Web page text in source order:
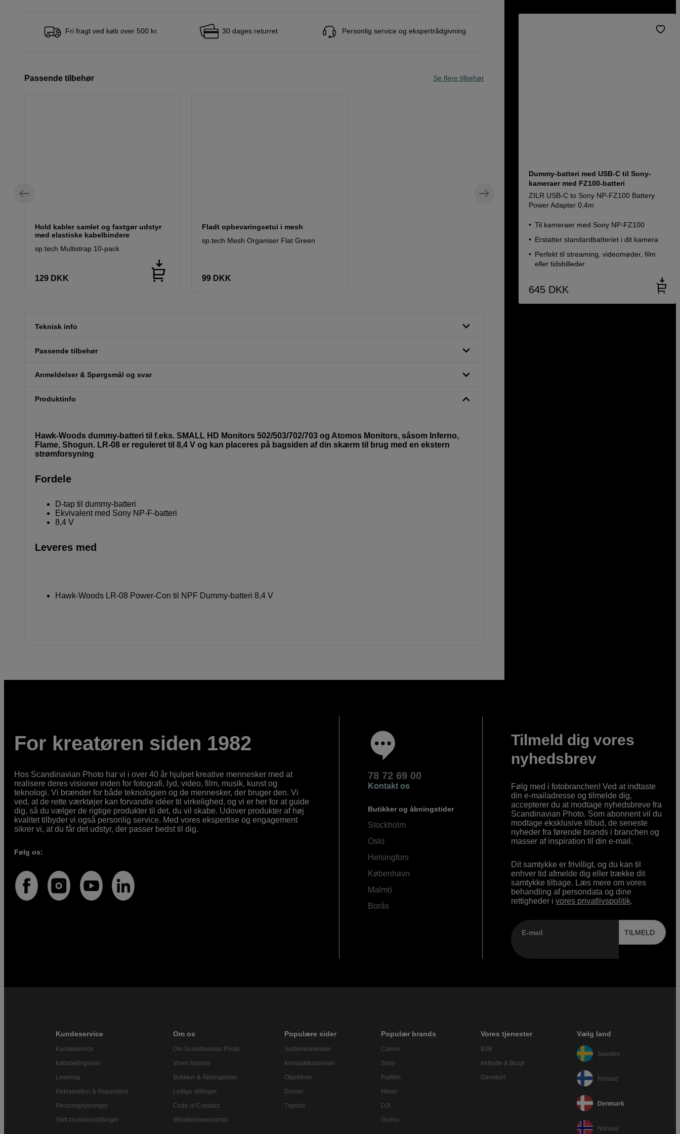
Fri fragt ved køb over 500 kr. 30 dages returret Personlig service og ekspertrådgivning
Passende tilbehør Se flere tilbehør
Hold kabler samlet og fastgør udstyr
med elastiske kabelbindere
sp.tech Multistrap 10-pack
129 DKK
Fladt opbevaringsetui i mesh
sp.tech Mesh Organiser Flat Green
99 DKK
Teknisk info
Passende tilbehør
Anmeldelser & Spørgsmål og svar
Produktinfo
Hawk-Woods dummy-batteri til f.eks. SMALL HD Monitors 502/503/702/703 og Atomos Monitors, såsom Inferno,
Flame, Shogun. LR-08 er reguleret til 8,4 V og kan placeres på bagsiden af din skærm til brug med en ekstern
strømforsyning
Fordele
D-tap til dummy-batteri
Ekvivalent med Sony NP-F-batteri
8,4 V
Leveres med
Hawk-Woods LR-08 Power-Con til NPF Dummy-batteri 8,4 V
Dummy-batteri med USB-C til Sony-
kameraer med FZ100-batteri
ZILR USB-C to Sony NP-FZ100 Battery
Power Adapter 0,4m
Til kameraer med Sony NP-FZ100
Erstatter standardbatteriet i dit kamera
Perfekt til streaming, videomøder, film
eller tidsbilleder
645 DKK
For kreatøren siden 1982
Hos Scandinavian Photo har vi i over 40 år hjulpet kreative mennesker med at
realisere deres visioner inden for fotografi, lyd, video, film, musik, kunst og
teknologi. Vi brænder for både teknologien og de mennesker, der bruger den. Vi
ved, at de rette værktøjer kan forvandle idéer til virkelighed, og vi er her for at guide
dig, så du vælger de rigtige produkter til det, du vil skabe. Udover produkter af høj
kvalitet tilbyder vi også personlig service. Med vores ekspertise og engagement
sikrer vi, at du får det udstyr, der passer bedst til dig.
Følg os:
78 72 69 00
Kontakt os
Butikker og åbningstider
Stockholm
Oslo
Helsingfors
København
Malmö
Borås
Tilmeld dig vores
nyhedsbrev
Følg med i fotobranchen! Ved at indtaste
din e-mailadresse og tilmelde dig,
accepterer du at modtage nyhedsbreve fra
Scandinavian Photo. Som abonnent vil du
modtage eksklusive tilbud, de seneste
nyheder fra førende brands i branchen og
masser af inspiration til din e-mail.
Dit samtykke er frivilligt, og du kan til
enhver tid afmelde dig eller trække dit
samtykke tilbage. Læs mere om vores
behandling af persondata og dine
rettigheder ivores privatlivspolitik.
E-mail TILMELD
Kundeservice
Kundeservice
Købsbetingelser
Levering
Reklamation & Reparation
Personoplysninger
Skift cookieindstillinger
Om os
Om Scandinavian Photo
Vores historie
Butikker & Åbningstider
Ledige stillinger
Code of Conduct
Whistleblowerportal
Populære sider
Systemkameraer
Kompaktkameraer
Objektiver
Droner
Tripods
Populær brands
Canon
Sony
Fujifilm
Nikon
DJI
Godox
Vores tjenester
B2B
Indbytte & Brugt
Gavekort
Vælg land
Sweden
Finland
Denmark
Norway